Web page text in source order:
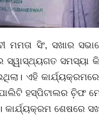
ସିଂ, ସଖାର
ସମସ୍ୟା
ଏହି
ହସ୍ପିଟାଲର ଚି଼ଫ
ଶେଷରେ